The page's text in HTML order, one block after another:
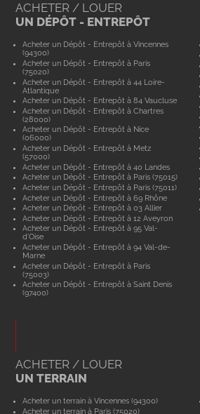
ACHETER / LOUER
UN DÉPÔT - ENTREPÔT
Acheter un Dépôt - Entrepôt à Vincennes
(94300)
Acheter un Dépôt - Entrepôt à Paris
(75020)
Acheter un Dépôt - Entrepôt à 44 Loire-
Atlantique
Acheter un Dépôt - Entrepôt à 84 Vaucluse
Acheter un Dépôt - Entrepôt à Chartres
(28000)
Acheter un Dépôt - Entrepôt à Nice
(06000)
Acheter un Dépôt - Entrepôt à Metz
(57000)
Acheter un Dépôt - Entrepôt à 40 Landes
Acheter un Dépôt - Entrepôt à Paris (75015)
Acheter un Dépôt - Entrepôt à Paris (75011)
Acheter un Dépôt - Entrepôt à 69 Rhône
Acheter un Dépôt - Entrepôt à 03 Allier
Acheter un Dépôt - Entrepôt à 12 Aveyron
Acheter un Dépôt - Entrepôt à 95 Val-
d'Oise
Acheter un Dépôt - Entrepôt à 94 Val-de-
Marne
Acheter un Dépôt - Entrepôt à Paris
(75003)
Acheter un Dépôt - Entrepôt à Saint Denis
(97400)
ACHETER / LOUER
UN TERRAIN
Acheter un terrain à Vincennes (94300)
Acheter un terrain à Paris (75020)